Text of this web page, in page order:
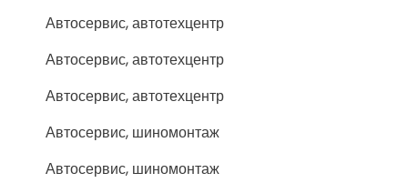
Автосервис, автотехцентр
Автосервис, автотехцентр
Автосервис, автотехцентр
Автосервис, шиномонтаж
Автосервис, шиномонтаж